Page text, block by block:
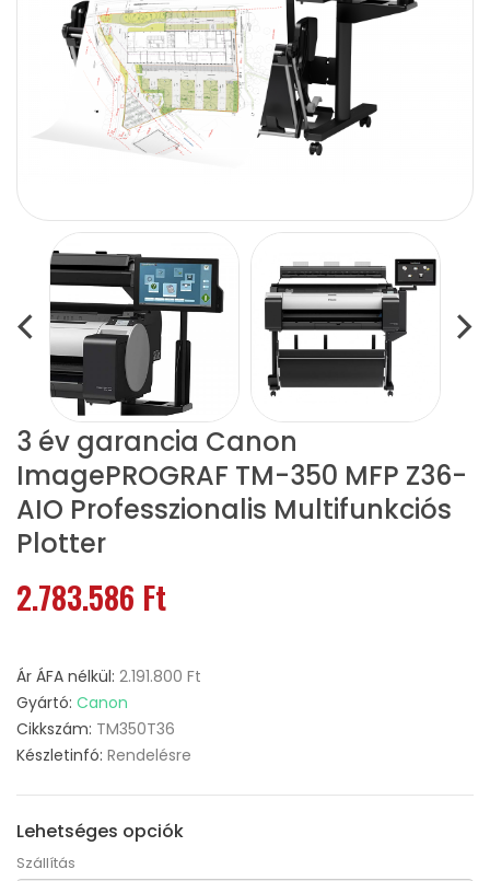
3 év garancia Canon
ImagePROGRAF TM-350 MFP Z36-
AIO Professzionalis Multifunkciós
Plotter
2.783.586 Ft
Ár ÁFA nélkül: 2.191.800 Ft
Gyártó: Canon
Cikkszám: TM350T36
Készletinfó: Rendelésre
Lehetséges opciók
Szállítás